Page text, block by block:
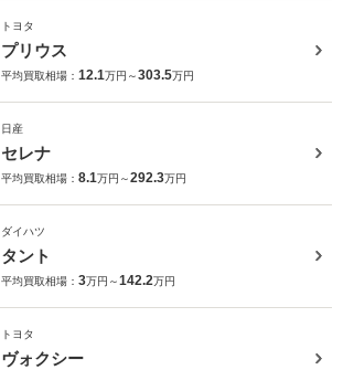
トヨタ
プリウス
平均買取相場： 12.1万円～303.5万円
日産
セレナ
平均買取相場： 8.1万円～292.3万円
ダイハツ
タント
平均買取相場： 3万円～142.2万円
トヨタ
ヴォクシー